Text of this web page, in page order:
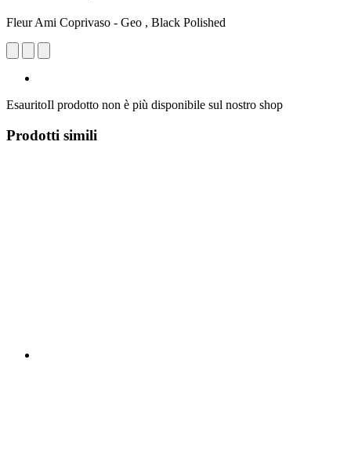
Fleur Ami Coprivaso - Geo , Black Polished
EsauritoIl prodotto non è più disponibile sul nostro shop
Prodotti simili